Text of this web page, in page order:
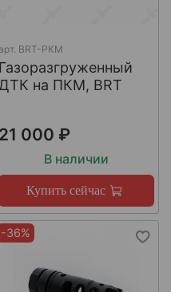
арт. BRT-PKM
Газоразгруженный
на ПКМ, BRT
21 000 ₽
В наличии
Купить сейчас
-36%